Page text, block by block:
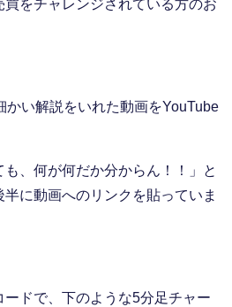
をチャレンジされている方のお
かい解説をいれた動画をYouTube
も、何が何だか分からん！！」と
に動画へのリンクを貼っていま
ドで、下のような5分足チャー